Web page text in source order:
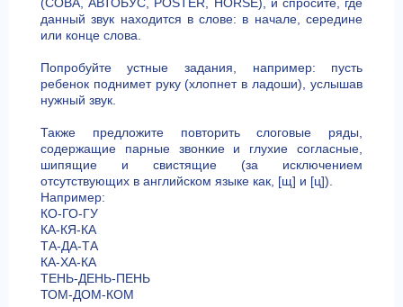
(СОВА, АВТОБУС, POSTER, HORSE), и спросите, где
данный звук находится в слове: в начале, середине
или конце слова.
Попробуйте устные задания, например: пусть
ребенок поднимет руку (хлопнет в ладоши), услышав
нужный звук.
Также предложите повторить слоговые ряды,
содержащие парные звонкие и глухие согласные,
шипящие и свистящие (за исключением
отсутствующих в английском языке как, [щ] и [ц]).
Например:
КО-ГО-ГУ
КА-КЯ-КА
ТА-ДА-ТА
КА-ХА-КА
ТЕНЬ-ДЕНЬ-ПЕНЬ
ТОМ-ДОМ-КОМ